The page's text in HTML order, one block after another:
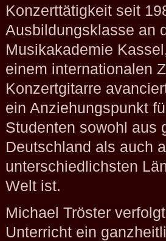
Konzerttätigkeit seit
Ausbildungsklasse an
Musikakademie
einem internationalen
Konzertgitarre
ein Anziehungspunkt
Studenten sowohl aus
Deutschland als auch
unterschiedlichsten
Welt ist.
Michael Tröster
Unterricht ein